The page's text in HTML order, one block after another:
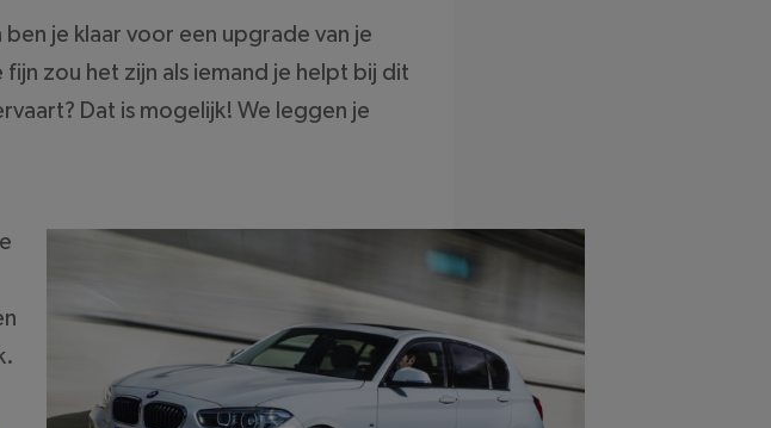
ben je klaar voor een upgrade van je
zou het zijn als iemand je helpt bij dit
Dat is mogelijk! We leggen je